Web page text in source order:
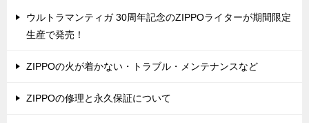
ウルトラマンティガ 30周年記念のZIPPOライターが期間限定
生産で発売！
ZIPPOの火が着かない・トラブル・メンテナンスなど
ZIPPOの修理と永久保証について